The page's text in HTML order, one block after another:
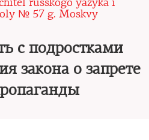
№ 57 g. Moskvy
с подростками
закона о запрете